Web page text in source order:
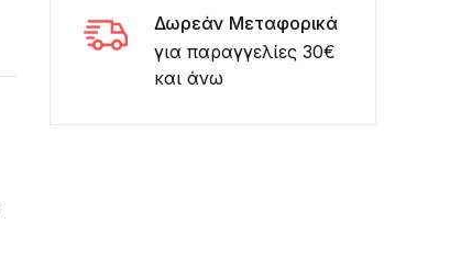
Δωρεάν Μεταφορικά
για παραγγελίες 30€
και άνω